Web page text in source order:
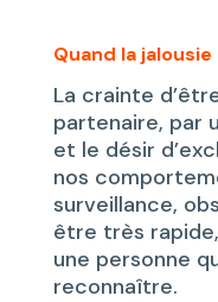
Quand la
La crainte
partenaire, par
et le désir
nos
surveillance,
être très
une personne
reconnaître.